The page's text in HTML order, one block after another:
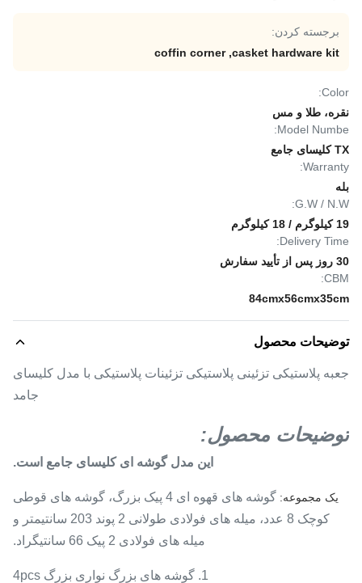
برجسته کردن:
casket hardware kit
,
coffin corner
Color:
نقره، طلا و مس
Model Numbe:
TX کلیسای جامع
Warranty:
بله
G.W / N.W:
19 کیلوگرم / 18 کیلوگرم
Delivery Time:
30 روز پس از تأیید سفارش
CBM:
84cmx56cmx35cm
توضیحات محصول
جعبه پلاستیکی تزئینی پلاستیکی تزئینات پلاستیکی با مدل کلیسای
جامد
توضیحات محصول:
این مدل گوشه ای کلیسای جامع است.
یک مجموعه:
گوشه های قهوه ای 4 پیک بزرگ، گوشه های قوطی
کوچک 8 عدد، میله های فولادی طولانی 2 پوند 203 سانتیمتر و
میله های فولادی 2 پیک 66 سانتیگراد.
1. گوشه های بزرگ نواری بزرگ 4pcs